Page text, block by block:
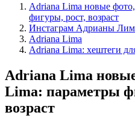
Adriana Lima новые
фигуры, рост, возраст
Инстаграм Адрианы
Adriana Lima
Adriana Lima: хештеги
Adriana Lima
Lima: параметры
возраст